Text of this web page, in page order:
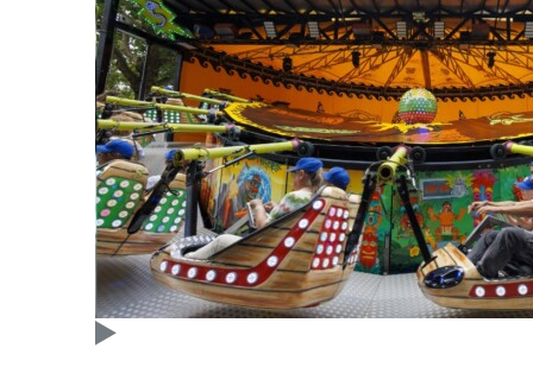
07 août 2026 Consulter l'article "Foire du Midi: les
Partager l'article
Facebook
TwitterWhatsApp
Share
10 avril 2025- 16h59
train de nuit
Reportages